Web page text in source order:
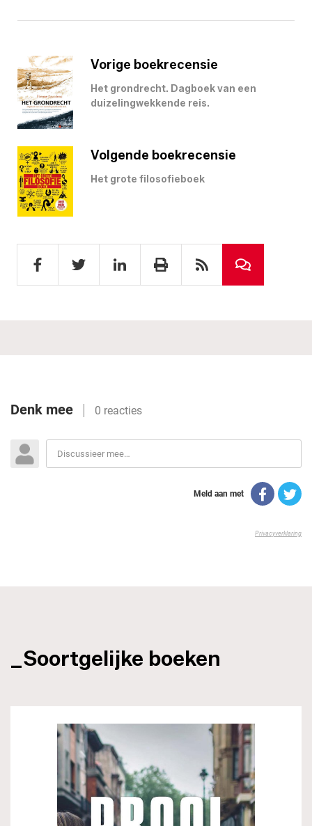
Vorige boekrecensie
Het grondrecht. Dagboek van een
duizelingwekkende reis.
Volgende boekrecensie
Het grote filosofieboek
_Soortgelijke boeken